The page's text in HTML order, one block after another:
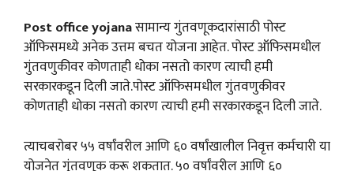
Post office yojanaसामान्य गुंतवणूकदारांसाठी पोस्ट
ऑफिसमध्ये अनेक उत्तम बचत योजना आहेत. पोस्ट ऑफिसमधील
गुंतवणुकीवर कोणताही धोका नसतो कारण त्याची हमी
सरकारकडून दिली जाते.पोस्ट ऑफिसमधील गुंतवणुकीवर
कोणताही धोका नसतो कारण त्याची हमी सरकारकडून दिली जाते.
त्याचबरोबर ५५ वर्षांवरील आणि ६० वर्षांखालील निवृत्त कर्मचारी या
योजनेत गुंतवणूक करू शकतात. ५० वर्षांवरील आणि ६०